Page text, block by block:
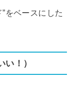
をベースにした
！）